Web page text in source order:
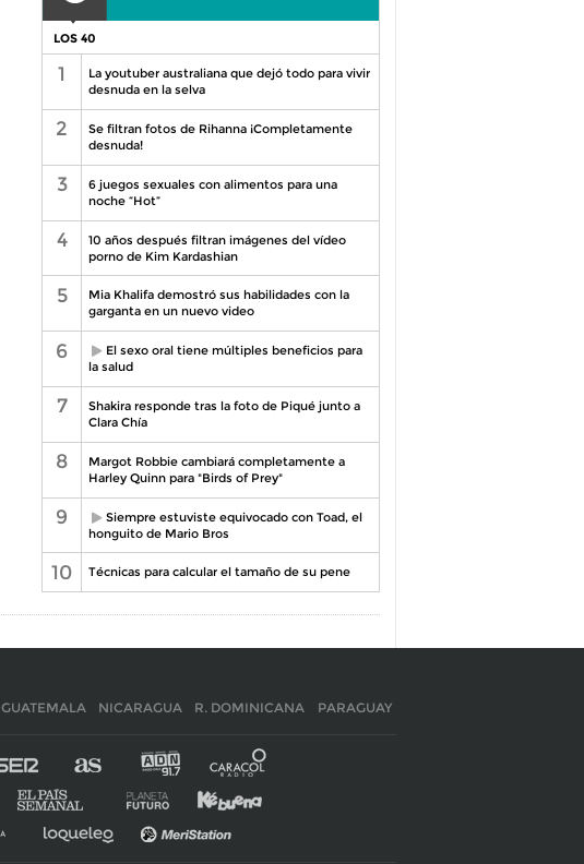
LOS 40
1
La youtuber australiana que dejó todo para vivir
desnuda en la selva
2
Se filtran fotos de Rihanna ¡Completamente
desnuda!
3
6 juegos sexuales con alimentos para una
noche “Hot”
4
10 años después filtran imágenes del vídeo
porno de Kim Kardashian
5
Mia Khalifa demostró sus habilidades con la
garganta en un nuevo video
6
El sexo oral tiene múltiples beneficios para
la salud
7
Shakira responde tras la foto de Piqué junto a
Clara Chía
8
Margot Robbie cambiará completamente a
Harley Quinn para "Birds of Prey"
9
Siempre estuviste equivocado con Toad, el
honguito de Mario Bros
10 Técnicas para calcular el tamaño de su pene
GUATEMALA NICARAGUA R. DOMINICANA PARAGUAY